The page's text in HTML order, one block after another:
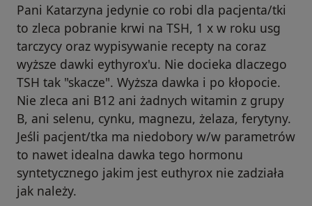
Pani Katarzyna jedynie co robi dla pacjenta/tki
to zleca pobranie krwi na TSH, 1 x w roku usg
tarczycy oraz wypisywanie recepty na coraz
wyższe dawki eythyrox'u. Nie docieka dlaczego
TSH tak "skacze". Wyższa dawka i po kłopocie.
Nie zleca ani B12 ani żadnych witamin z grupy
B, ani selenu, cynku, magnezu, żelaza, ferytyny.
Jeśli pacjent/tka ma niedobory w/w parametrów
to nawet idealna dawka tego hormonu
syntetycznego jakim jest euthyrox nie zadziała
jak należy.